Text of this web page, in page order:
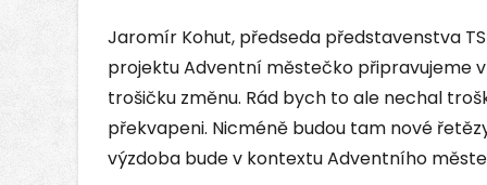
Jaromír Kohut, předseda představenstva
projektu Adventní městečko připravujeme
trošičku změnu. Rád bych to ale nechal
překvapeni. Nicméně budou tam nové
výzdoba bude v kontextu Adventního